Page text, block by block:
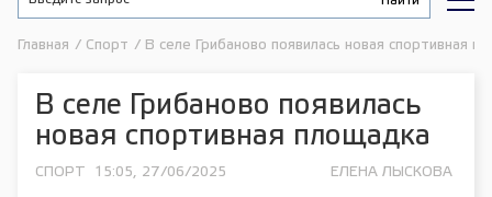
Главная / Спорт / В селе Грибаново появилась новая спортивная
В селе Грибаново появилась
новая спортивная площадка
СПОРТ 15:05, 27/06/2025 ЕЛЕНА ЛЫСКОВА